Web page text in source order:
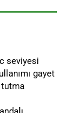
seviyesi
gayet